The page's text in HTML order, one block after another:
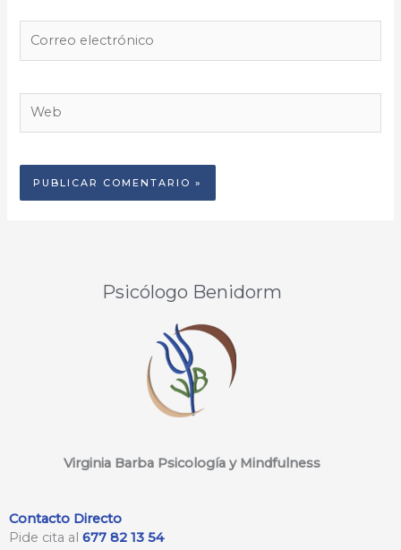
electrónico
Psicólogo Benidorm
Virginia Barba Psicología y Mindfulness
Contacto Directo
Pide cita al 677 82 13 54